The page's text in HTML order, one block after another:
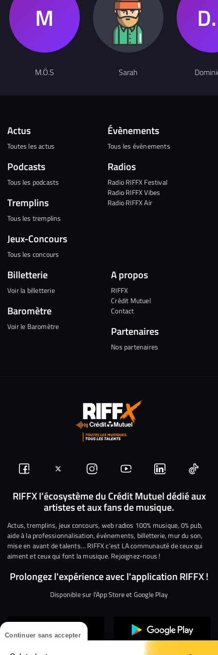
Continuer sans accepter
M.Ö.S Sarah
Actus
Toutes les actus
Podcasts
Tous les podcasts
Tremplins
Tous les tremplins
Jeux-Concours
Tous les concours
Évènements
Tous les évènements
Radios
Radio RIFFX Festival
Radio RIFFX Vibes
Radio RIFFX Air
Billetterie
Voir la billetterie
Baromètre
Voir le Baromètre
A propos
RIFFX
Crédit Mutuel
Contact
Partenaires
Nos partenaires
Suivez-
nous
Facebook
Suivez-
nous
sur
Twitter
Nous
rejoindre
sur
Instagram
Nous
rejoindre
sur
YouTube
Nous
rejoindre
sur
Linkedin
Nous
RIFFX l’écosystème du Crédit Mutuel dédié aux
artistes et aux fans de musique.
Actus, tremplins, jeux concours, web radios 100% musique, 0% pub,
aide à la professionnalisation, événements, billetterie, mur du son,
mise en avant de talents… RIFFX c’est LA communauté de ceux qui
aiment et ceux qui font la musique. Rejoignez-nous !
Prolongez l'expérience avec l'application RIFFX !
Disponible sur l'App Store et Google Play